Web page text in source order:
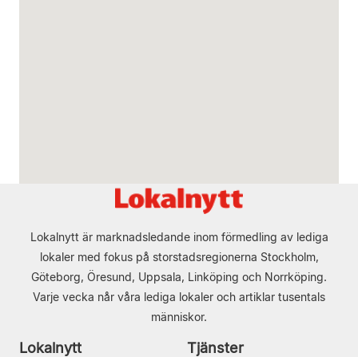
Lokalnytt är marknadsledande inom förmedling av lediga
lokaler med fokus på storstadsregionerna Stockholm,
Göteborg, Öresund, Uppsala, Linköping och Norrköping.
Varje vecka når våra lediga lokaler och artiklar tusentals
människor.
Lokalnytt Tjänster